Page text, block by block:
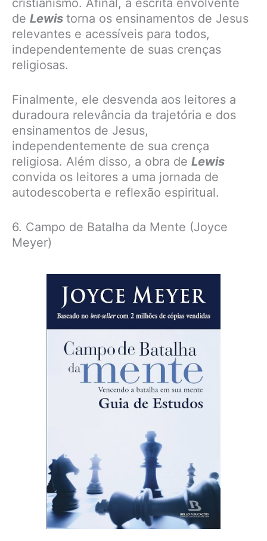
cristianismo. Afinal, a escrita envolvente
de Lewis torna os ensinamentos de Jesus
relevantes e acessíveis para todos,
independentemente de suas crenças
religiosas.
Finalmente, ele desvenda aos leitores a
duradoura relevância da trajetória e dos
ensinamentos de Jesus,
independentemente de sua crença
religiosa. Além disso, a obra de Lewis
convida os leitores a uma jornada de
autodescoberta e reflexão espiritual.
6. Campo de Batalha da Mente (Joyce
Meyer)